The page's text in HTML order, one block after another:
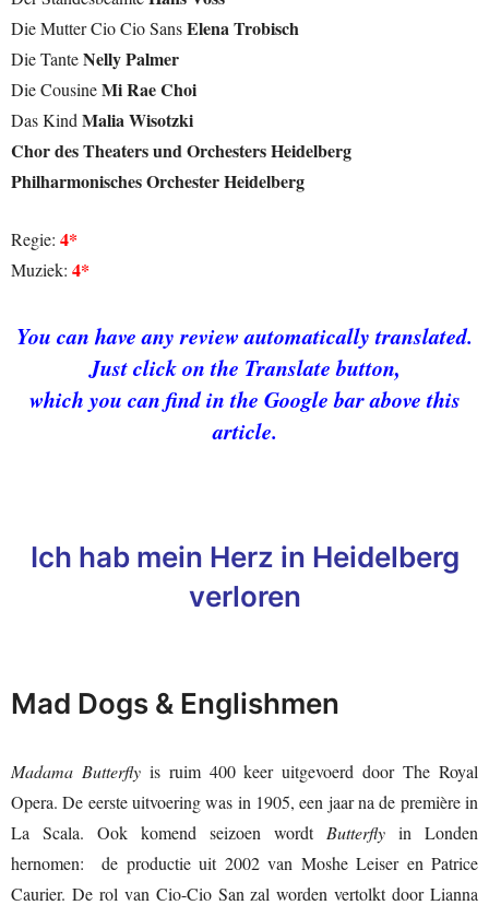
Die Mutter Cio Cio SansElena Trobisch
Die TanteNelly Palmer
Die CousineMi Rae Choi
Das Kind Malia Wisotzki
Chor des Theaters und Orchesters Heidelberg
Philharmonisches Orchester Heidelberg
Regie: 4*
Muziek: 4*
You can haveany review automatically translated.
Just click on the Translate button,
which you can find in the Google bar above this
article.
Ich hab mein Herz in Heidelberg
verloren
Mad Dogs & Englishmen
Madama Butterflyis ruim 400 keer uitgevoerd door The Royal
Opera. De eerste uitvoering was in 1905, een jaar na de première in
La Scala. Ook komend seizoen wordt Butterfly in Londen
hernomen: de productie uit 2002 van Moshe Leiser en Patrice
Caurier. De rol van Cio-Cio San zal worden vertolkt door Lianna